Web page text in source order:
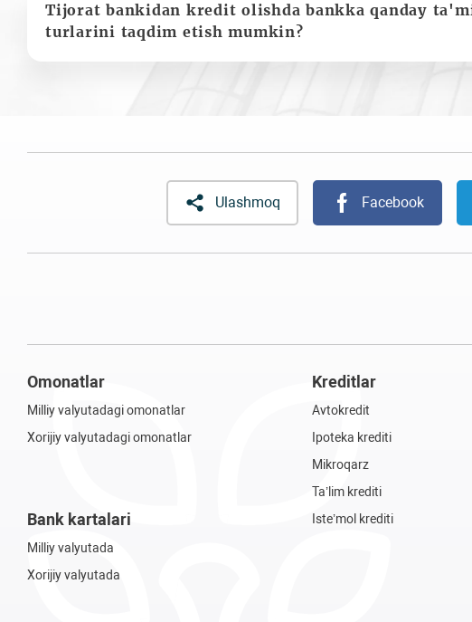
Tijorat bankidan kredit olishda bankka qanday
turlarini taqdim etish mumkin?
Ulashmoq Facebook
Omonatlar
Milliy valyutadagi omonatlar
Xorijiy valyutadagi omonatlar
Bank kartalari
Milliy valyutada
Xorijiy valyutada
Kreditlar
Avtokredit
Ipoteka krediti
Mikroqarz
Ta’lim krediti
Iste’mol krediti